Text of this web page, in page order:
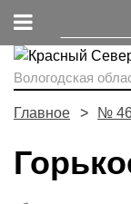
Вологодская
Главное №